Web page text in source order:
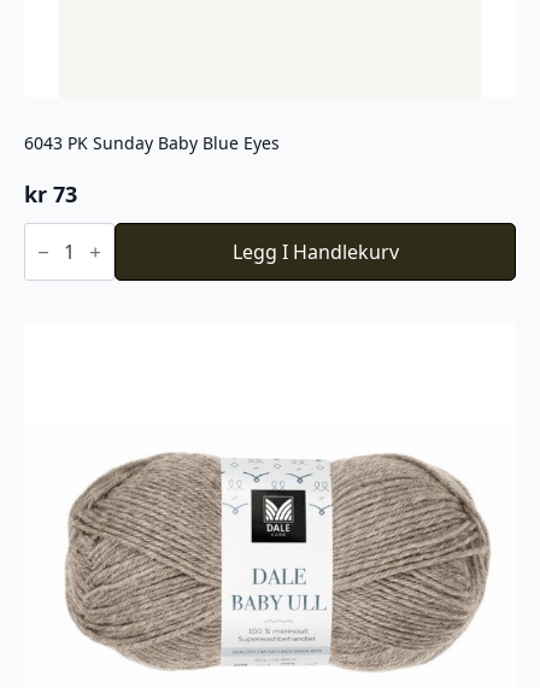
6043 PK Sunday Baby Blue Eyes
kr 73
6043
PK
Baby
Legg I Handlekurv